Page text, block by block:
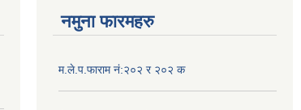
नमुना फारमहरु
म.ले.प.फाराम नं:२०२ र २०२ क